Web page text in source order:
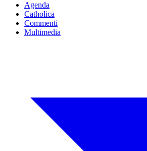
Agenda
Catholica
Commenti
Multimedia